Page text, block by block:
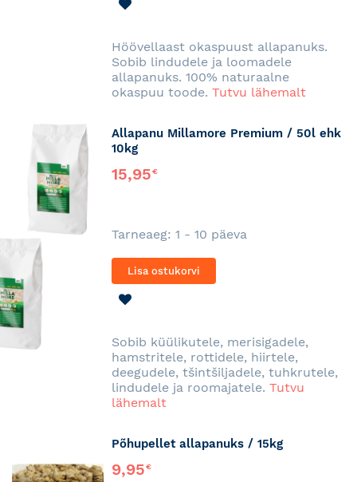
Höövellaast okaspuust allapanuks.
Sobib lindudele ja loomadele
allapanuks. 100% naturaalne
okaspuu toode. Tutvu lähemalt
Allapanu Millamore Premium / 50l ehk
10kg
15,95€
Tarneaeg: 1 - 10 päeva
Lisa ostukorvi
Sobib küülikutele, merisigadele,
hamstritele, rottidele, hiirtele,
deegudele, tšintšiljadele, tuhkrutele,
lindudele ja roomajatele. Tutvu
lähemalt
Põhupellet allapanuks / 15kg
9,95€